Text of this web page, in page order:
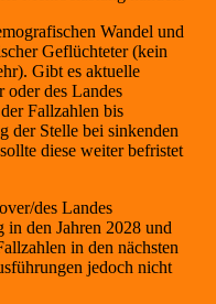
Wandel und
Geflüchteter (kein
Gibt es aktuelle
oder des Landes
Fallzahlen bis
der Stelle bei sinkenden
diese weiter befristet
des Landes
den Jahren 2028 und
in den nächsten
jedoch nicht